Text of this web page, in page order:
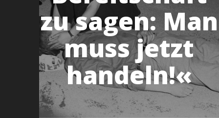
zu sagen: Man
muss jetzt
handeln!«